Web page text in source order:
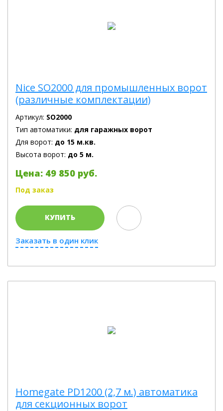
Nice SO2000 для промышленных ворот
(различные комплектации)
Артикул: SO2000
Тип автоматики: для гаражных ворот
Для ворот: до 15 м.кв.
Высота ворот: до 5 м.
Цена: 49 850 руб.
Под заказ
КУПИТЬ
Заказать в один клик
Homegate PD1200 (2,7 м.) автоматика
для секционных ворот